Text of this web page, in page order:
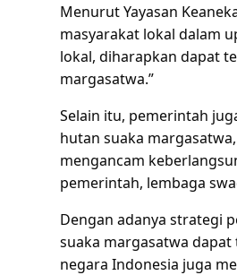
Menurut Yayasan
masyarakat lokal dalam
lokal, diharapkan dapat
margasatwa.”
Selain itu, pemerintah
hutan suaka
mengancam
pemerintah, lembaga
Dengan adanya strategi
suaka margasatwa
negara Indonesia juga